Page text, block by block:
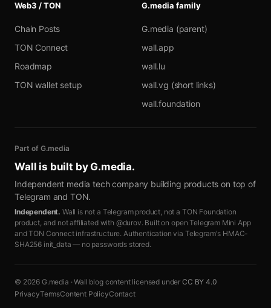
Web3 / TON
Chain Posts
TON Connect
Roadmap
TON wallet setup
G.media family
G.media (parent)
wall.app
wall.lu
wall.vg (short links)
wall.foundation
Part of G.media
Wall is built by G.media.
Independent media tech company building products on top of
Telegram and TON.
Independent. Wall is not a Telegram product, not a TON Foundation
product, and not affiliated with @durov. Built on open Telegram Mini App
and TON Connect infrastructure. Authentication via Telegram's HMAC-
SHA256 init_data — no passwords stored.
© 2026 G.media · Wall blog content licensed under CC BY 4.0
PrivacyTermsContent PolicyContact